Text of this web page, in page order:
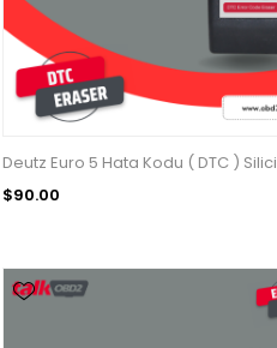
Deutz Euro 5 Hata Kodu ( DTC ) Silici
$90.00